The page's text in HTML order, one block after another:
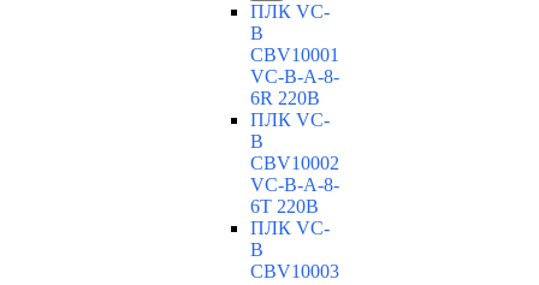
ПЛК VC-
B
CBV10001
VC-В-A-8-
6R 220В
ПЛК VC-
B
CBV10002
VC-В-A-8-
6T 220В
ПЛК VC-
B
CBV10003